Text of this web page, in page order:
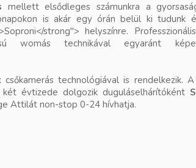
mellett elsődleges számunkra a
is akár egy órán belül ki tudunk
strong"> helyszínre.
womás technikával egyaránt
csőkamerás technológiával is rendelkezik.
évtizede dolgozik duguláselhárítóként
Attilát non-stop 0-24 hívhatja.